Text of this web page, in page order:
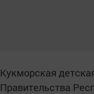
Кукморская
Правительства